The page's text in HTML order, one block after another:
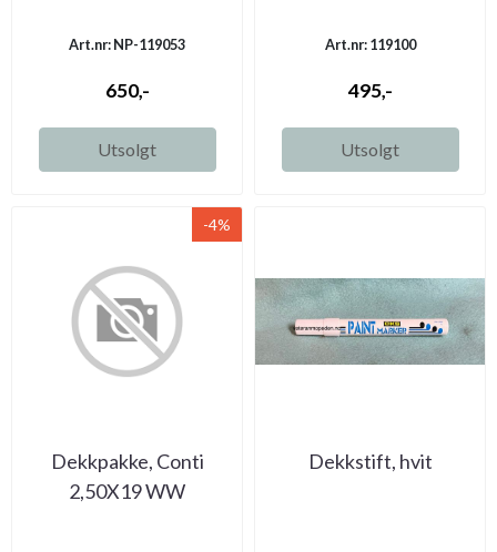
Art.nr: NP-119053
650,-
Utsolgt
Art.nr: 119100
495,-
Utsolgt
-4%
Dekkpakke, Conti
2,50X19 WW
Dekkstift, hvit